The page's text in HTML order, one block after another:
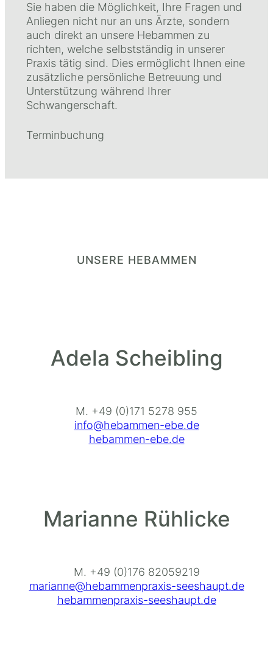
Sie haben die Möglichkeit, Ihre Fragen und
Anliegen nicht nur an uns Ärzte, sondern
auch direkt an unsere Hebammen zu
richten, welche selbstständig in unserer
Praxis tätig sind. Dies ermöglicht Ihnen eine
zusätzliche persönliche Betreuung und
Unterstützung während Ihrer
Schwangerschaft.
Terminbuchung
UNSERE HEBAMMEN
Adela Scheibling
M. +49 (0)171 5278 955
info@hebammen-ebe.de
hebammen-ebe.de
Marianne Rühlicke
M. +49 (0)176 82059219
marianne@hebammenpraxis-seeshaupt.de
hebammenpraxis-seeshaupt.de